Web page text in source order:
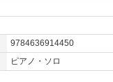
9784636914450
ピアノ・ソロ